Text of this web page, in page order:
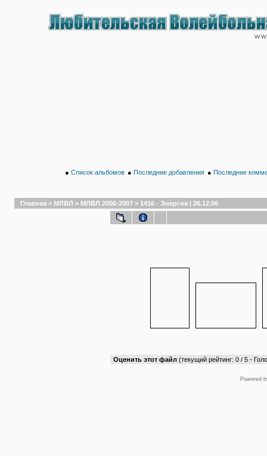
● Список альбомов ● Последние добавления ● Последние
Главная > МЛВЛ > МЛВЛ 2006-2007 > 1416 - Энергия | 26.12.06
Оценить этот файл (текущий рейтинг: 0 / 5 -
Powered